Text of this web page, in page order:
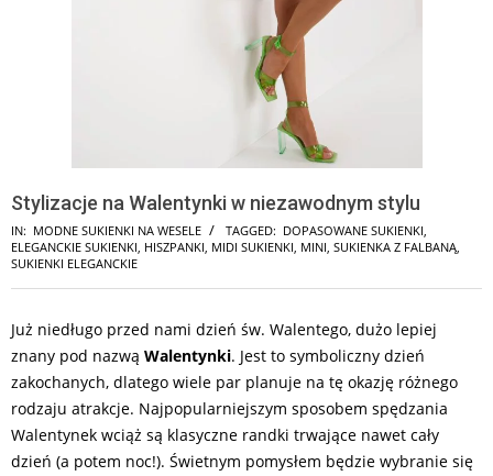
Stylizacje na Walentynki w niezawodnym stylu
IN: MODNE SUKIENKI NA WESELE TAGGED: DOPASOWANE SUKIENKI,
ELEGANCKIE SUKIENKI, HISZPANKI, MIDI SUKIENKI, MINI, SUKIENKA Z FALBANĄ,
SUKIENKI ELEGANCKIE
Już niedługo przed nami dzień św. Walentego, dużo lepiej
znany pod nazwą Walentynki. Jest to symboliczny dzień
zakochanych, dlatego wiele par planuje na tę okazję różnego
rodzaju atrakcje. Najpopularniejszym sposobem spędzania
Walentynek wciąż są klasyczne randki trwające nawet cały
dzień (a potem noc!). Świetnym pomysłem będzie wybranie się